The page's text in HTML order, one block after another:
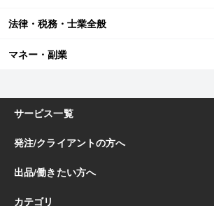
法律・税務・士業全般
マネー・副業